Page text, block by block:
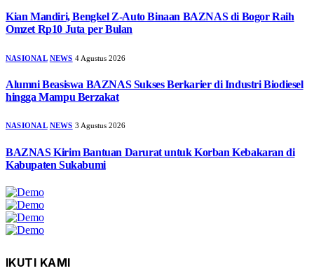
Kian Mandiri, Bengkel Z-Auto Binaan BAZNAS di Bogor Raih
Omzet Rp10 Juta per Bulan
NASIONAL NEWS 4 Agustus 2026
Alumni Beasiswa BAZNAS Sukses Berkarier di Industri Biodiesel
hingga Mampu Berzakat
NASIONAL NEWS 3 Agustus 2026
BAZNAS Kirim Bantuan Darurat untuk Korban Kebakaran di
Kabupaten Sukabumi
IKUTI KAMI